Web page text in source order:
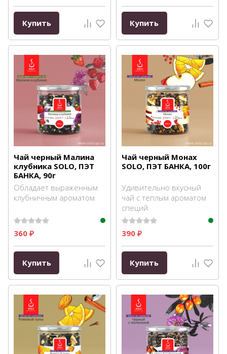
Купить Купить
Чай черный Малина
клубника SOLO, ПЭТ
БАНКА, 90г
Обладает выраженным
клубничным ароматом
360₽
Купить
Чай черный Монах
SOLO, ПЭТ БАНКА, 100г
Удивительно вкусный
чай с теплым ароматом
специй
390 ₽
Купить